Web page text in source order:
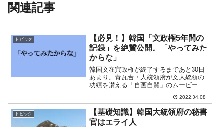
関連記事
トピック
【必見！】韓国「文政権5年間の
記録」を絶賛公開。「やってみた
からな」
韓国文在寅政権が終了するまであと30日
あまり。青瓦台・大統領府が文大統領の
功績を讃える「自画自賛」のムービーと
アピールページを集中公開しています。
【国民報告】シリーズとして、04月05日
「医療費負担、国家が分かれます」文在
寅政府5年の記録「...
2022.04.08
トピック
【基礎知識】韓国大統領府の秘書
官はエライ人